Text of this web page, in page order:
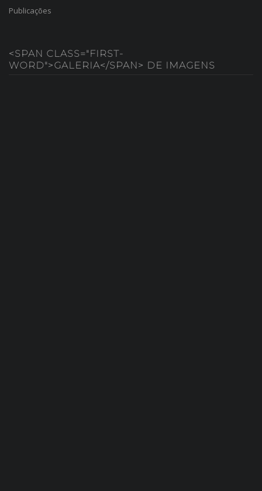
Publicações
<SPAN CLASS="FIRST-
WORD">GALERIA</SPAN> DE IMAGENS